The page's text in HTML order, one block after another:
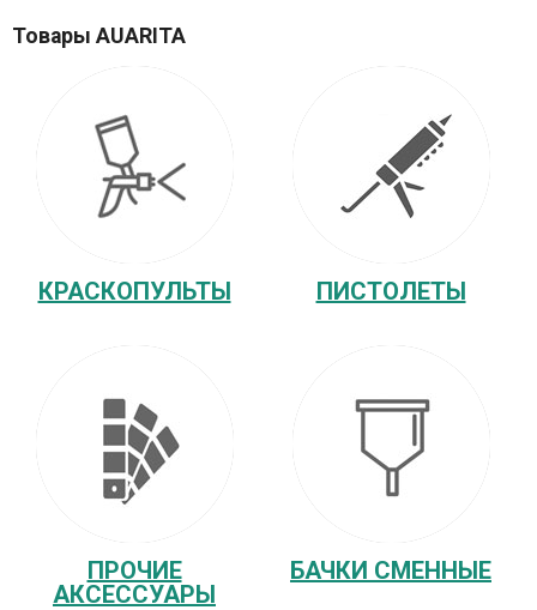
Товары AUARITA
КРАСКОПУЛЬТЫ ПИСТОЛЕТЫ
ПРОЧИЕ
АКСЕССУАРЫ
БАЧКИ СМЕННЫЕ